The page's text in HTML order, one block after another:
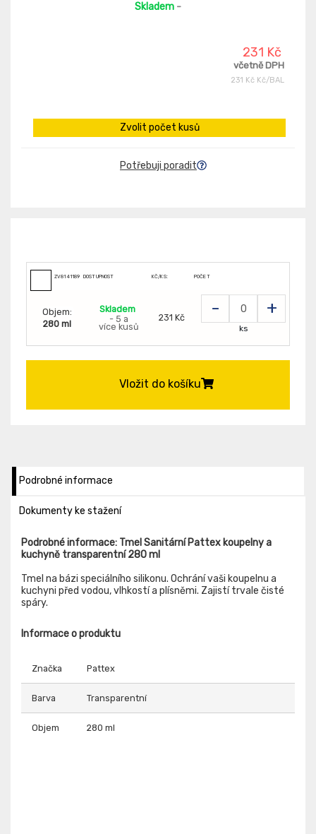
Skladem -
231 Kč
včetně DPH
231 Kč Kč/BAL
Zvolit počet kusů
Potřebuji poradit
ZV8141189 DOSTUPNOST KČ/KS: POČET
Objem:
280 ml
Skladem
- 5 a
více kusů
231 Kč - +
ks
Vložit do košíku
Podrobné informace
Dokumenty ke stažení
Podrobné informace: Tmel Sanitární Pattex koupelny a
kuchyně transparentní 280 ml
Tmel na bázi speciálního silikonu. Ochrání vaši koupelnu a
kuchyni před vodou, vlhkostí a plísněmi. Zajistí trvale čisté
spáry.
Informace o produktu
Značka Pattex
Barva Transparentní
Objem 280 ml